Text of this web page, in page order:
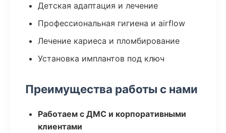
Детская адаптация и лечение
Профессиональная гигиена и airflow
Лечение кариеса и пломбирование
Установка имплантов под ключ
Преимущества работы с нами
Работаем с ДМС и корпоративными
клиентами